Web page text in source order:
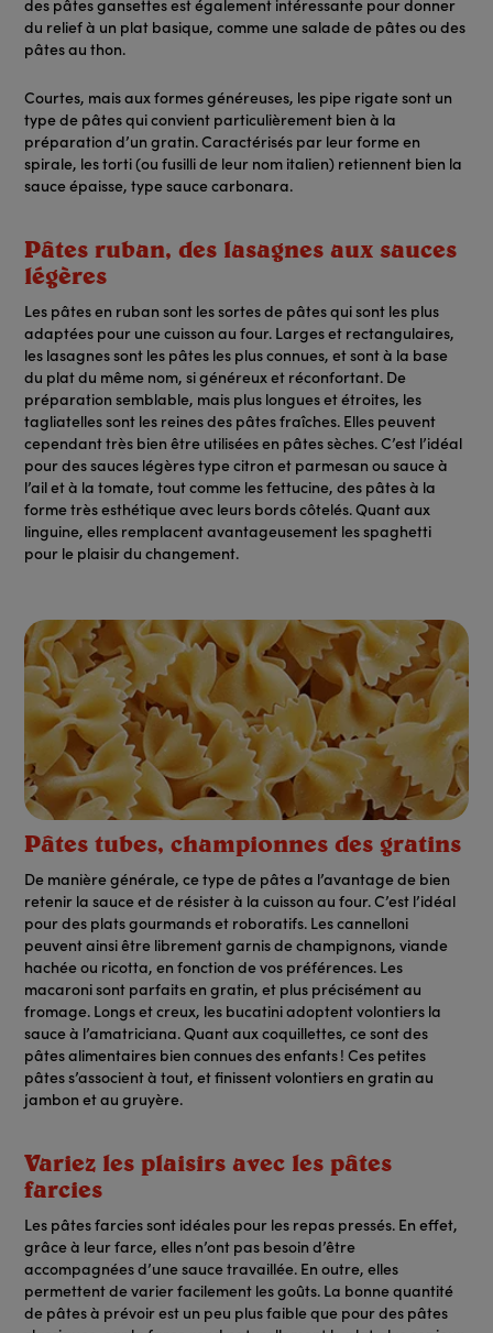
des pâtes gansettes est également intéressante pour donner
du relief à un plat basique, comme une salade de pâtes ou des
pâtes au thon.
Courtes, mais aux formes généreuses, les pipe rigate sont un
type de pâtes qui convient particulièrement bien à la
préparation d’un gratin. Caractérisés par leur forme en
spirale, les torti (ou fusilli de leur nom italien) retiennent bien la
sauce épaisse, type sauce carbonara.
Pâtes ruban, des lasagnes aux sauces
légères
Les pâtes en ruban sont les sortes de pâtes qui sont les plus
adaptées pour une cuisson au four. Larges et rectangulaires,
les lasagnes sont les pâtes les plus connues, et sont à la base
du plat du même nom, si généreux et réconfortant. De
préparation semblable, mais plus longues et étroites, les
tagliatelles sont les reines des pâtes fraîches. Elles peuvent
cependant très bien être utilisées en pâtes sèches. C’est l’idéal
pour des sauces légères type citron et parmesan ou sauce à
l’ail et à la tomate, tout comme les fettucine, des pâtes à la
forme très esthétique avec leurs bords côtelés. Quant aux
linguine, elles remplacent avantageusement les spaghetti
pour le plaisir du changement.
Pâtes tubes, championnes des gratins
De manière générale, ce type de pâtes a l’avantage de bien
retenir la sauce et de résister à la cuisson au four. C’est l’idéal
pour des plats gourmands et roboratifs. Les cannelloni
peuvent ainsi être librement garnis de champignons, viande
hachée ou ricotta, en fonction de vos préférences. Les
macaroni sont parfaits en gratin, et plus précisément au
fromage. Longs et creux, les bucatini adoptent volontiers la
sauce à l’amatriciana. Quant aux coquillettes, ce sont des
pâtes alimentaires bien connues des enfants ! Ces petites
pâtes s’associent à tout, et finissent volontiers en gratin au
jambon et au gruyère.
Variez les plaisirs avec les pâtes
farcies
Les pâtes farcies sont idéales pour les repas pressés. En effet,
grâce à leur farce, elles n’ont pas besoin d’être
accompagnées d’une sauce travaillée. En outre, elles
permettent de varier facilement les goûts. La bonne quantité
de pâtes à prévoir est un peu plus faible que pour des pâtes